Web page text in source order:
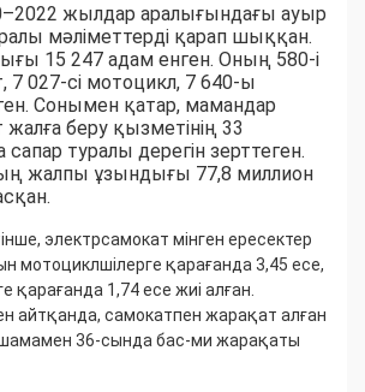
жылдар аралығындағы ауыр
мәліметтерді қарап шыққан.
15 247 адам енген. Оның 580-і
7 027-сі мотоцикл, 7 640-ы
Сонымен қатар, мамандар
беру қызметінің 33
сапар туралы дерегін зерттеген.
жалпы ұзындығы 77,8 миллион
электрсамокат мінген ересектер
мотоциклшілерге қарағанда 3,45 есе,
қарағанда 1,74 есе жиі алған.
айтқанда, самокатпен жарақат алған
36-сында бас-ми жарақаты